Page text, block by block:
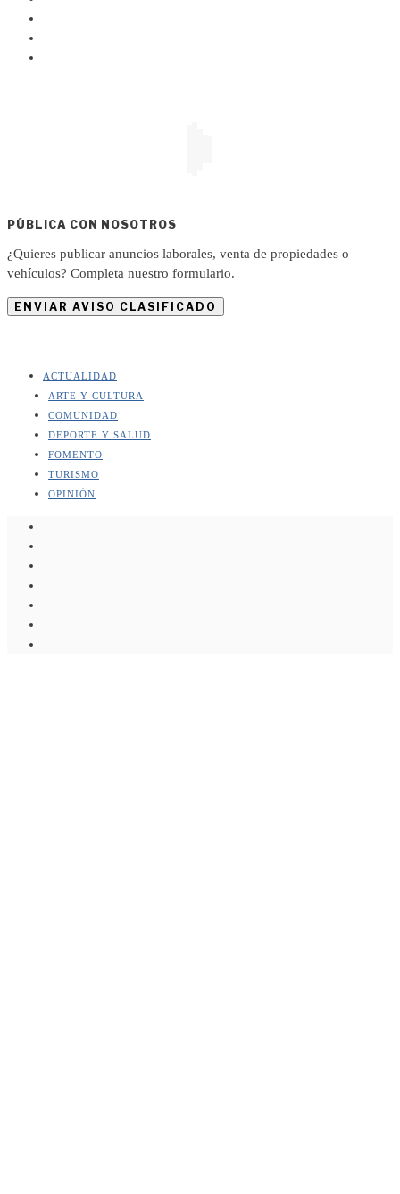
PÚBLICA CON NOSOTROS
¿Quieres publicar anuncios laborales, venta de propiedades o
vehículos? Completa nuestro formulario.
ENVIAR AVISO CLASIFICADO
ACTUALIDAD
ARTE Y CULTURA
COMUNIDAD
DEPORTE Y SALUD
FOMENTO
TURISMO
OPINIÓN